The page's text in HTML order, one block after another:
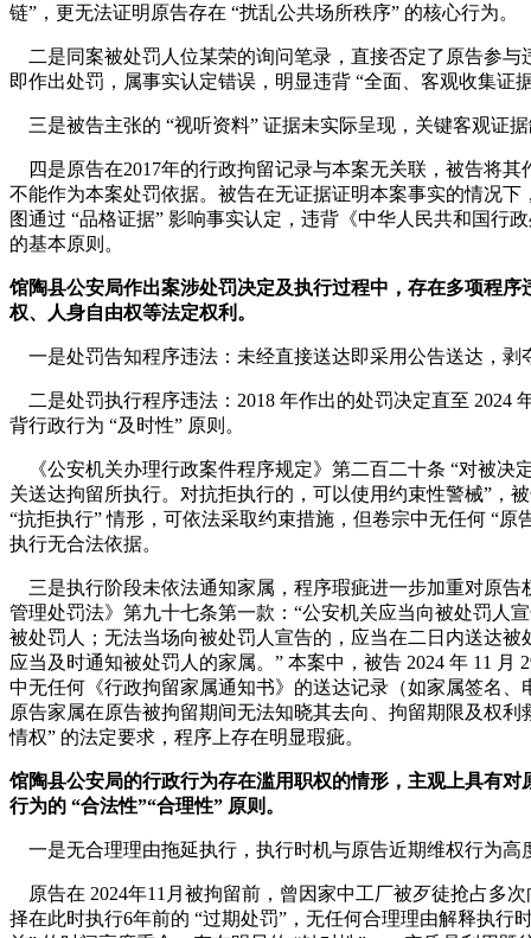
链”，更无法证明原告存在 “扰乱公共场所秩序” 的核心行为。
二是同案被处罚人位某荣的询问笔录，直接否定了原告参与
即作出处罚，属事实认定错误，明显违背 “全面、客观收集证
三是被告主张的 “视听资料” 证据未实际呈现，关键客观证
四是原告在2017年的行政拘留记录与本案无关联，被告将其
不能作为本案处罚依据。被告在无证据证明本案事实的情况
图通过 “品格证据” 影响事实认定，违背《中华人民共和国行
的基本原则。
馆陶县公安局作出案涉处罚决定及执行过程中，存在多项程
权、人身自由权等法定权利。
一是处罚告知程序违法：未经直接送达即采用公告送达，剥
二是处罚执行程序违法：2018 年作出的处罚决定直至 2024
背行政行为 “及时性” 原则。
《公安机关办理行政案件程序规定》第二百二十条 “对被决
关送达拘留所执行。对抗拒执行的，可以使用约束性警械”，
“抗拒执行” 情形，可依法采取约束措施，但卷宗中无任何 “原
执行无合法依据。
三是执行阶段未依法通知家属，程序瑕疵进一步加重对原告
管理处罚法》第九十七条第一款：“公安机关应当向被处罚人
被处罚人；无法当场向被处罚人宣告的，应当在二日内送达
应当及时通知被处罚人的家属。” 本案中，被告 2024 年 11 月
中无任何《行政拘留家属通知书》的送达记录（如家属签名
原告家属在原告被拘留期间无法知晓其去向、拘留期限及权
情权” 的法定要求，程序上存在明显瑕疵。
馆陶县公安局的行政行为存在滥用职权的情形，主观上具有
行为的 “合法性”“合理性” 原则。
一是无合理理由拖延执行，执行时机与原告近期维权行为高
原告在 2024年11月被拘留前，曾因家中工厂被歹徒抢占多
择在此时执行6年前的 “过期处罚”，无任何合理理由解释执行